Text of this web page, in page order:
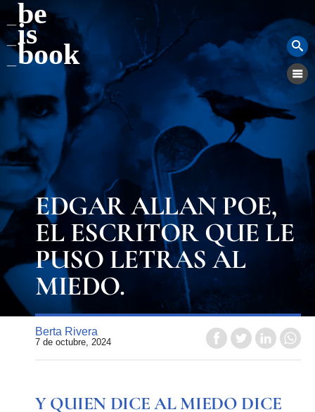
be
is
book
EDGAR ALLAN POE,
EL ESCRITOR QUE LE
PUSO LETRAS AL
MIEDO.
Berta Rivera
7 de octubre, 2024
Y QUIEN DICE AL MIEDO DICE